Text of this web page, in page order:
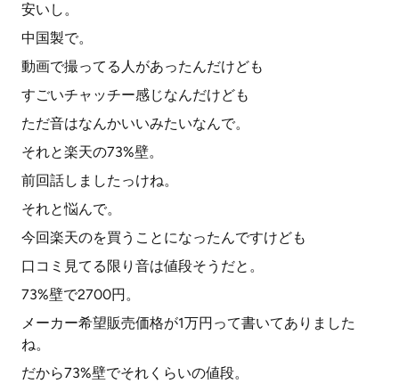
安いし。
中国製で。
動画で撮ってる人があったんだけども
すごいチャッチー感じなんだけども
ただ音はなんかいいみたいなんで。
それと楽天の73%壁。
前回話しましたっけね。
それと悩んで。
今回楽天のを買うことになったんですけども
口コミ見てる限り音は値段そうだと。
73%壁で2700円。
メーカー希望販売価格が1万円って書いてありました
ね。
だから73%壁でそれくらいの値段。